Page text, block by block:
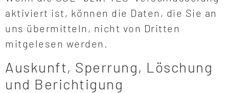
aktiviert ist, können die Daten, die Sie an
uns übermitteln, nicht von Dritten
mitgelesen werden.
Auskunft, Sperrung, Löschung
und Berichtigung